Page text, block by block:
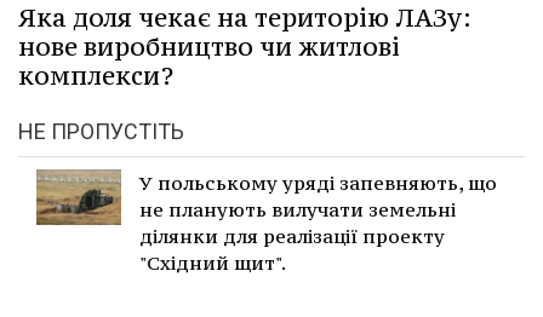
Яка доля чекає на територію ЛАЗу:
нове виробництво чи житлові
комплекси?
НЕ ПРОПУСТІТЬ
У польському уряді запевняють, що
не планують вилучати земельні
ділянки для реалізації проекту
"Східний щит".